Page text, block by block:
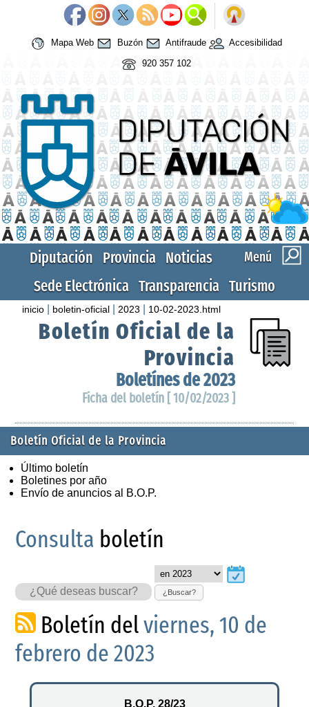
Mapa Web Buzón Antifraude
Accesibilidad
920 357 102
Menú
Diputación Provincia Noticias
Sede Electrónica Transparencia Turismo
inicio boletin-oficial 2023 10-02-2023.html
Boletín Oficial de la
Provincia
Boletínes de 2023
Ficha del boletín [ 10/02/2023 ]
Boletín Oficial de la Provincia
Último boletín
Boletines por año
Envío de anuncios al B.O.P.
Consulta boletín
¿Buscar?
Boletín delviernes, 10 de
febrero de 2023
B.O.P. 28/23